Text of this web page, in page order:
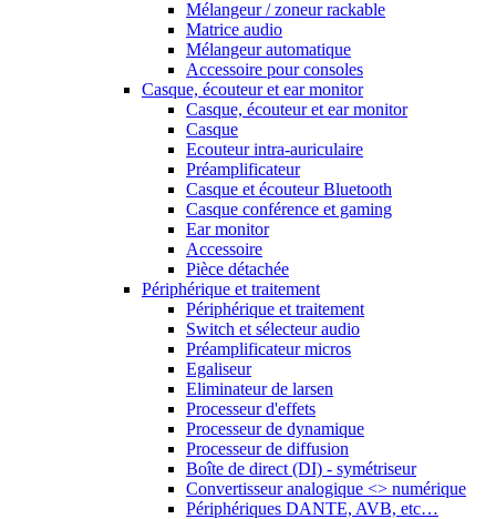
Mélangeur / zoneur rackable
Matrice audio
Mélangeur automatique
Accessoire pour consoles
Casque, écouteur et ear monitor
Casque, écouteur et ear monitor
Casque
Ecouteur intra-auriculaire
Préamplificateur
Casque et écouteur Bluetooth
Casque conférence et gaming
Ear monitor
Accessoire
Pièce détachée
Périphérique et traitement
Périphérique et traitement
Switch et sélecteur audio
Préamplificateur micros
Egaliseur
Eliminateur de larsen
Processeur d'effets
Processeur de dynamique
Processeur de diffusion
Boîte de direct (DI) - symétriseur
Convertisseur analogique <> numérique
Périphériques DANTE, AVB, etc…